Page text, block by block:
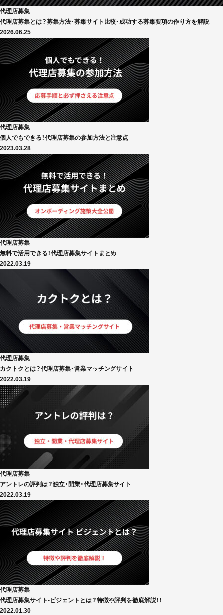
代理店募集
代理店募集とは？募集方法・募集サイト比較・成功する募集要項の作り方を解説
2026.06.25
代理店募集
個人でもできる！代理店募集の参加方法と注意点
2023.03.28
代理店募集
無料で活用できる！代理店募集サイトまとめ
2022.03.19
代理店募集
カクトクとは？代理店募集・営業マッチングサイト
2022.03.19
代理店募集
アントレの評判は？独立・開業・代理店募集サイト
2022.03.19
代理店募集
代理店募集サイト-ビジェントとは？特徴や評判を徹底解説！！
2022.01.30